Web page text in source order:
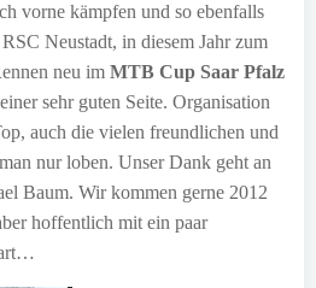
vorne kämpfen und so ebenfalls
Neustadt, in diesem Jahr zum
neu im MTB Cup Saar Pfalz
sehr guten Seite. Organisation
auch die vielen freundlichen und
nur loben. Unser Dank geht an
Baum. Wir kommen gerne 2012
hoffentlich mit ein paar